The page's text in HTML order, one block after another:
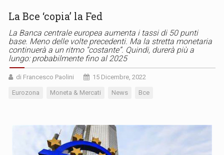
La Bce ‘copia’ la Fed
La Banca centrale europea aumenta i tassi di 50 punti
base. Meno delle volte precedenti. Ma la stretta monetaria
continuerà a un ritmo “costante”. Quindi, durerà più a
lungo: probabilmente fino al 2025
di Francesco Paolini 15 Dicembre, 2022
Eurozona Moneta & Mercati News Bce